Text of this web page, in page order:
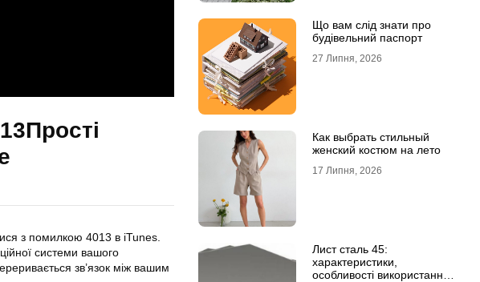
з помилкою 4013 в iTunes.
системи вашого
зв’язок між вашим
Що вам слід знати про
будівельний паспорт
27 Липня, 2026
Как выбрать стильный
женский костюм на лето
17 Липня, 2026
Лист сталь 45:
характеристики,
особливості використання